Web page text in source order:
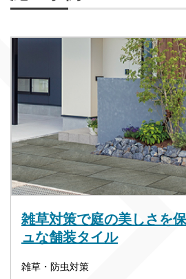
雑草対策で庭の美しさを
ュな舗装タイル
雑草・防虫対策